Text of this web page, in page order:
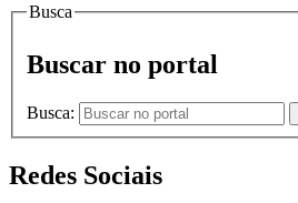
Busca
Buscar no portal
Busca:
Redes Sociais